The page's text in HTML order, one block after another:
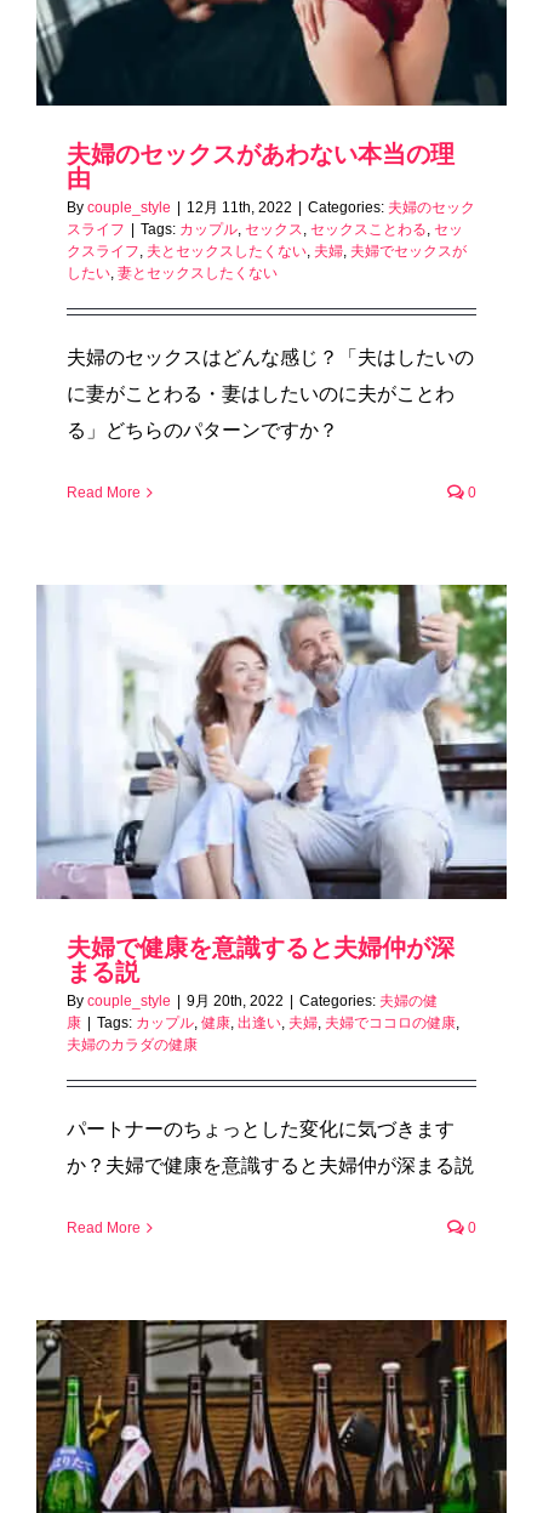
夫婦のセックスがあわない本当の理
由
By couple_style | 12月 11th, 2022 | Categories: 夫婦のセック
スライフ | Tags: カップル, セックス, セックスことわる, セッ
クスライフ, 夫とセックスしたくない, 夫婦, 夫婦でセックスが
したい, 妻とセックスしたくない
夫婦のセックスはどんな感じ？「夫はしたいの
に妻がことわる・妻はしたいのに夫がことわ
る」どちらのパターンですか？
Read More 0
夫婦で健康を意識すると夫婦仲が深
まる説
By couple_style 9月 20th, 2022 Categories: 夫婦の健
康
Tags: カップル, 健康, 出逢い, 夫婦, 夫婦でココロの健康,
夫婦のカラダの健康
パートナーのちょっとした変化に気づきます
か？夫婦で健康を意識すると夫婦仲が深まる説
Read More 0